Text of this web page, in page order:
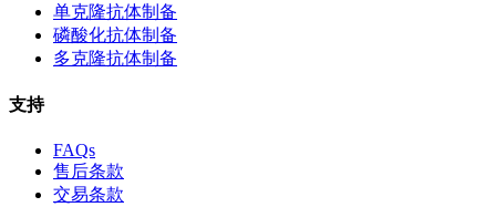
单克隆抗体制备
磷酸化抗体制备
多克隆抗体制备
支持
FAQs
售后条款
交易条款